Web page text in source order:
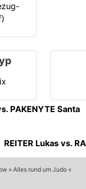
PAKENYTE Santa
REITER Lukas vs.
» Alles rund um Judo «